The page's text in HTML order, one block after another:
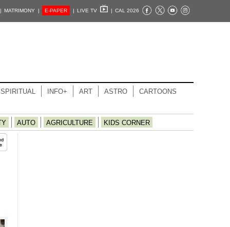
| MATRIMONY | E-PAPER | LIVE TV | CAL 2026
SPIRITUAL INFO+ ART ASTRO CARTOONS
AUTO AGRICULTURE KIDS CORNER